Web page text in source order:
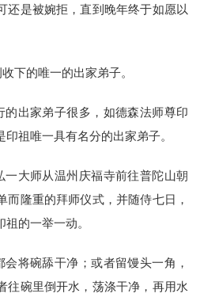
还是被婉拒，直到晚年终于如愿以
下的唯一的出家弟子。
的出家弟子很多，如德森法师尊印
祖唯一具有名分的出家弟子。
一大师从温州庆福寺前往普陀山朝
而隆重的拜师仪式，并随侍七日，
的一举一动。
将碗舔干净；或者留馒头一角，
往碗里倒开水，荡涤干净，再用水